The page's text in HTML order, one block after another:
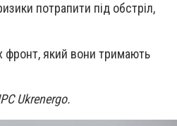
потрапити під обстріл,
фронт, який вони тримають
Ukrenergo.